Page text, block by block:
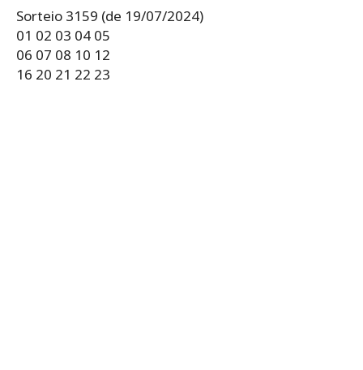
Sorteio 3159 (de 19/07/2024)
01 02 03 04 05
06 07 08 10 12
16 20 21 22 23